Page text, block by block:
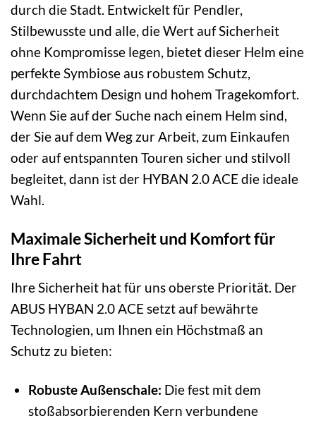
durch die Stadt. Entwickelt für Pendler,
Stilbewusste und alle, die Wert auf Sicherheit
ohne Kompromisse legen, bietet dieser Helm eine
perfekte Symbiose aus robustem Schutz,
durchdachtem Design und hohem Tragekomfort.
Wenn Sie auf der Suche nach einem Helm sind,
der Sie auf dem Weg zur Arbeit, zum Einkaufen
oder auf entspannten Touren sicher und stilvoll
begleitet, dann ist der HYBAN 2.0 ACE die ideale
Wahl.
Maximale Sicherheit und Komfort für
Ihre Fahrt
Ihre Sicherheit hat für uns oberste Priorität. Der
ABUS HYBAN 2.0 ACE setzt auf bewährte
Technologien, um Ihnen ein Höchstmaß an
Schutz zu bieten:
Robuste Außenschale: Die fest mit dem
stoßabsorbierenden Kern verbundene